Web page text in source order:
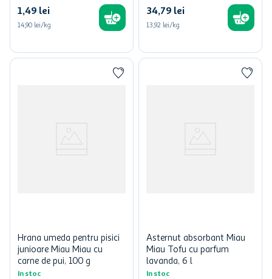
1,49 lei
14,90 lei/kg
34,79 lei
13,92 lei/kg
Hrana umeda pentru pisici
junioare Miau Miau cu
carne de pui, 100 g
In stoc
Asternut absorbant Miau
Miau Tofu cu parfum
lavanda, 6 l
In stoc